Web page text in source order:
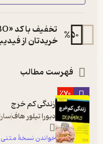
%50
خریدتان از
فهرست مطالب
٪70
زندگی کم خرج
دبورا تیلور هاف
خواندن نسخۀ متنی